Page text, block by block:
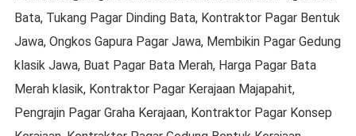
Bata, Tukang Pagar Dinding Bata, Kontraktor Pagar Bentuk
Jawa, Ongkos Gapura Pagar Jawa, Membikin Pagar Gedung
klasik Jawa, Buat Pagar Bata Merah, Harga Pagar Bata
Merah klasik, Kontraktor Pagar Kerajaan Majapahit,
Pengrajin Pagar Graha Kerajaan, Kontraktor Pagar Konsep